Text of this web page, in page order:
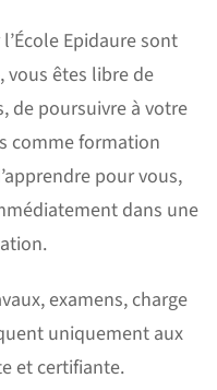
Epidaure sont
vous êtes libre de
de poursuivre à votre
comme formation
pour vous,
dans une
examens, charge
uniquement aux
et certifiante.